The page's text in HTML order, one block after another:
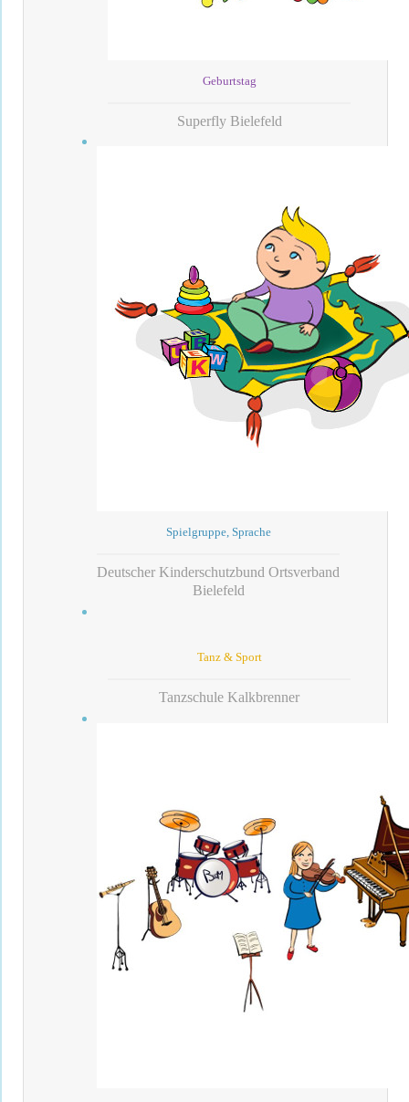
Geburtstag
Superfly Bielefeld
Spielgruppe, Sprache
Deutscher Kinderschutzbund Ortsverband
Bielefeld
Tanz & Sport
Tanzschule Kalkbrenner